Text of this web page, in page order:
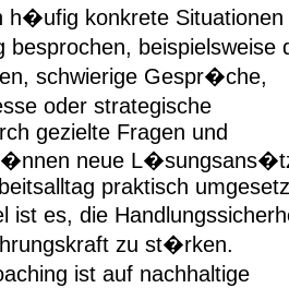
h�ufig konkrete Situationen
beispielsweise
schwierige Gespr�che,
oder strategische
gezielte Fragen und
neue
praktisch
ist es, die
zu st�rken.
ist auf nachhaltige